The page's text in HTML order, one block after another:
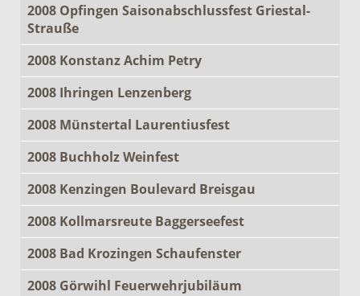
2008 Opfingen Saisonabschlussfest Griestal-
Strauße
2008 Konstanz Achim Petry
2008 Ihringen Lenzenberg
2008 Münstertal Laurentiusfest
2008 Buchholz Weinfest
2008 Kenzingen Boulevard Breisgau
2008 Kollmarsreute Baggerseefest
2008 Bad Krozingen Schaufenster
2008 Görwihl Feuerwehrjubiläum